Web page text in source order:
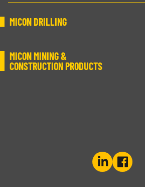
MICON DRILLING
MICON MINING &
CONSTRUCTION PRODUCTS